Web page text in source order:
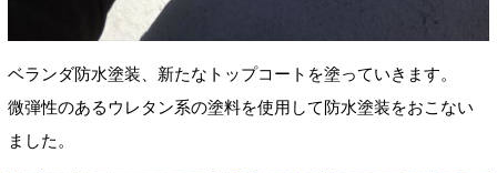
ベランダ防水塗装、新たなトップコートを塗っていきます。
微弾性のあるウレタン系の塗料を使用して防水塗装をおこない
ました。